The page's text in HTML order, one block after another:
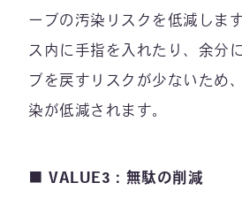
ーブの汚染リスクを低減しま
ス内に手指を入れたり、余分
ブを戻すリスクが少ないため
染が低減されます。
■ VALUE3：無駄の削減